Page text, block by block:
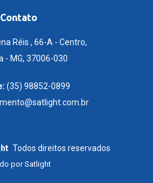
Contato
Réis , 66-A - Centro,
- MG, 37006-030
(35) 98852-0899
Todos direitos reservados
porSatlight